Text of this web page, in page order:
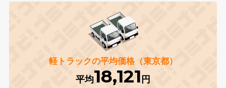
軽トラックの平均価格（東京都）
平均18,121 円